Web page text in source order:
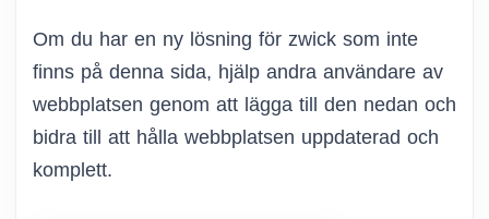
Om du har en ny lösning för zwick som inte
finns på denna sida, hjälp andra användare av
webbplatsen genom att lägga till den nedan och
bidra till att hålla webbplatsen uppdaterad och
komplett.